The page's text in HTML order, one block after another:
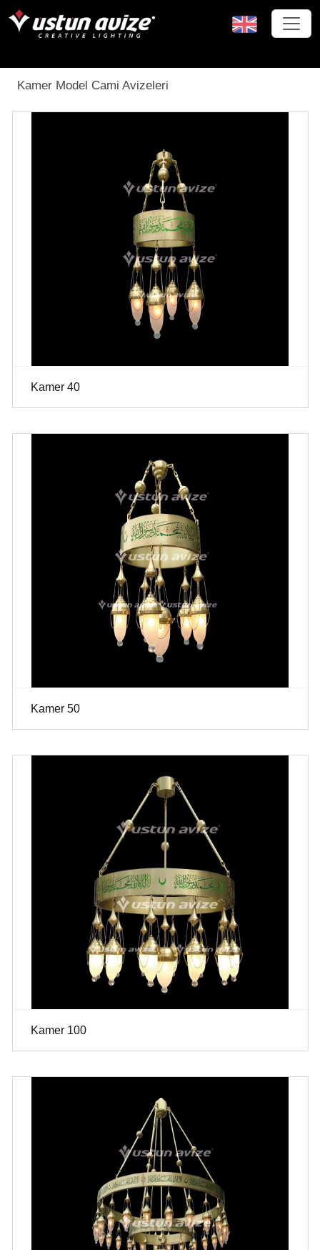
Kamer Model Cami Avizeleri
Kamer 40
Kamer 50
Kamer 100